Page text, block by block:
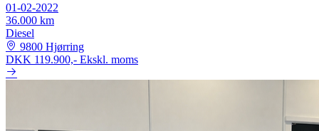
01-02-2022
36.000 km
Diesel
9800 Hjørring
DKK 119.900,- Ekskl. moms